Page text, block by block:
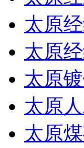
太原
太原
太原
太原
太原